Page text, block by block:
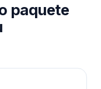
paquete